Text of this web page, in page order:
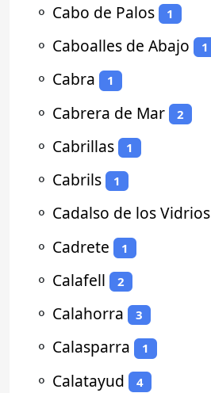
⚬ Cabo de Palos 1
⚬ Caboalles de Abajo 1
⚬ Cabra 1
⚬ Cabrera de Mar 2
⚬ Cabrillas 1
⚬ Cabrils 1
⚬ Cadalso de los Vidrios
⚬ Cadrete 1
⚬ Calafell 2
⚬ Calahorra 3
⚬ Calasparra 1
⚬ Calatayud 4